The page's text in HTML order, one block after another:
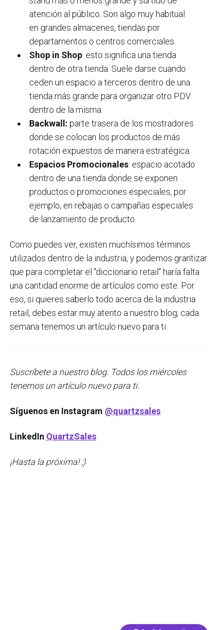
atención al público. Son algo muy habitual
en grandes almacenes, tiendas por
departamentos o centros comerciales.
Shop in Shop: esto significa una tienda
dentro de otra tienda. Suele darse cuando
ceden un espacio a terceros dentro de una
tienda más grande para organizar otro PDV
dentro de la misma.
Backwall: parte trasera de los mostradores
donde se colocan los productos de más
rotación expuestos de manera estratégica.
Espacios Promocionales: espacio acotado
dentro de una tienda donde se exponen
productos o promociones especiales, por
ejemplo, en rebajas o campañas especiales
de lanzamiento de producto.
Como puedes ver, existen muchísimos términos
utilizados dentro de la industria, y podemos grantizar
que para completar el "diccionario retail" haría falta
una cantidad enorme de artículos como este. Por
eso, si quieres saberlo todo acerca de la industria
retail, debes estar muy atento a nuestro blog, cada
semana tenemos un artículo nuevo para ti.
Suscríbete a nuestro blog. Todos los miércoles
tenemos un artículo nuevo para ti.
Síguenos en Instagram @quartzsales
LinkedIn QuartzSales
¡Hasta la próxima! ;)